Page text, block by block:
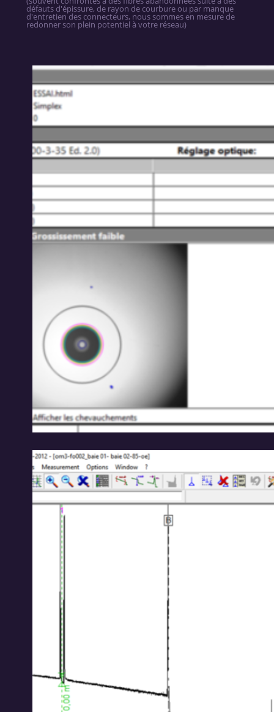
défauts d'épissure, de rayon de courbure ou par manque
d'entretien des connecteurs, nous sommes en mesure de
redonner son plein potentiel à votre réseau)